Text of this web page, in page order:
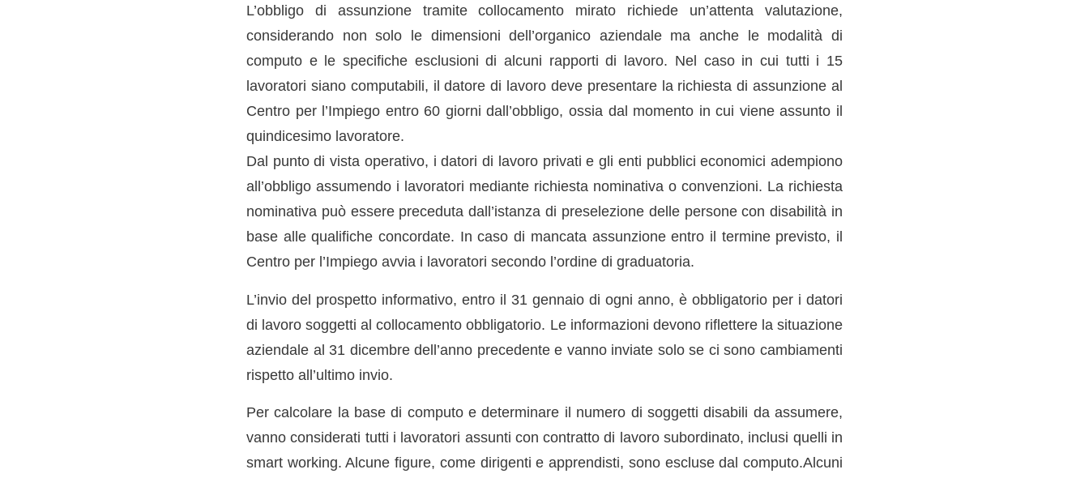
L’obbligo di assunzione tramite collocamento mirato richiede un’attenta valutazione,
considerando non solo le dimensioni dell’organico aziendale ma anche le modalità di
computo e le specifiche esclusioni di alcuni rapporti di lavoro. Nel caso in cui tutti i 15
lavoratori siano computabili, il datore di lavoro deve presentare la richiesta di assunzione al
Centro per l’Impiego entro 60 giorni dall’obbligo, ossia dal momento in cui viene assunto il
quindicesimo lavoratore.
Dal punto di vista operativo, i datori di lavoro privati e gli enti pubblici economici adempiono
all’obbligo assumendo i lavoratori mediante richiesta nominativa o convenzioni. La richiesta
nominativa può essere preceduta dall’istanza di preselezione delle persone con disabilità in
base alle qualifiche concordate. In caso di mancata assunzione entro il termine previsto, il
Centro per l’Impiego avvia i lavoratori secondo l’ordine di graduatoria.
L’invio del prospetto informativo, entro il 31 gennaio di ogni anno, è obbligatorio per i datori
di lavoro soggetti al collocamento obbligatorio. Le informazioni devono riflettere la situazione
aziendale al 31 dicembre dell’anno precedente e vanno inviate solo se ci sono cambiamenti
rispetto all’ultimo invio.
Per calcolare la base di computo e determinare il numero di soggetti disabili da assumere,
vanno considerati tutti i lavoratori assunti con contratto di lavoro subordinato, inclusi quelli in
smart working. Alcune figure, come dirigenti e apprendisti, sono escluse dal computo.Alcuni